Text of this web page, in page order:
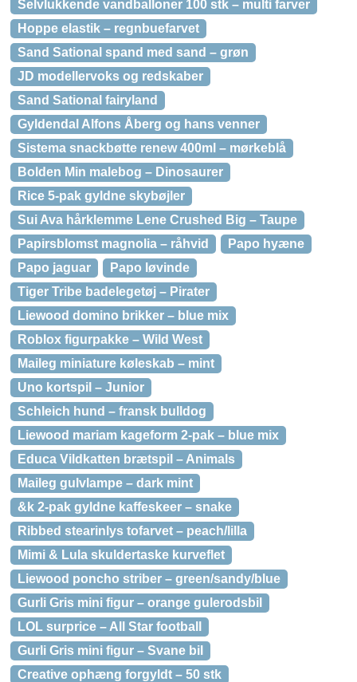
Selvlukkende vandballoner 100 stk – multi farver
Hoppe elastik – regnbuefarvet
Sand Sational spand med sand – grøn
JD modellervoks og redskaber
Sand Sational fairyland
Gyldendal Alfons Åberg og hans venner
Sistema snackbøtte renew 400ml – mørkeblå
Bolden Min malebog – Dinosaurer
Rice 5-pak gyldne skybøjler
Sui Ava hårklemme Lene Crushed Big – Taupe
Papirsblomst magnolia – råhvid
Papo hyæne
Papo jaguar
Papo løvinde
Tiger Tribe badelegetøj – Pirater
Liewood domino brikker – blue mix
Roblox figurpakke – Wild West
Maileg miniature køleskab – mint
Uno kortspil – Junior
Schleich hund – fransk bulldog
Liewood mariam kageform 2-pak – blue mix
Educa Vildkatten brætspil – Animals
Maileg gulvlampe – dark mint
&k 2-pak gyldne kaffeskeer – snake
Ribbed stearinlys tofarvet – peach/lilla
Mimi & Lula skuldertaske kurveflet
Liewood poncho striber – green/sandy/blue
Gurli Gris mini figur – orange gulerodsbil
LOL surprice – All Star football
Gurli Gris mini figur – Svane bil
Creative ophæng forgyldt – 50 stk